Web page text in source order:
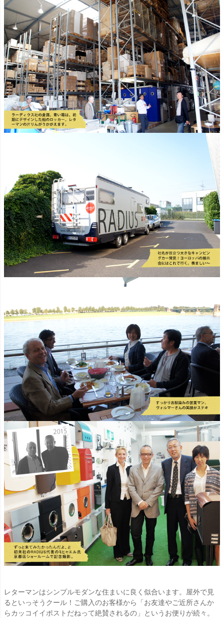
レターマンはシンプルモダンな住まいに良く似合います。屋外で見
るといっそうクール！ご購入のお客様から「お友達やご近所さんか
らカッコイイポストだねって絶賛されるの」というお便りが続々。